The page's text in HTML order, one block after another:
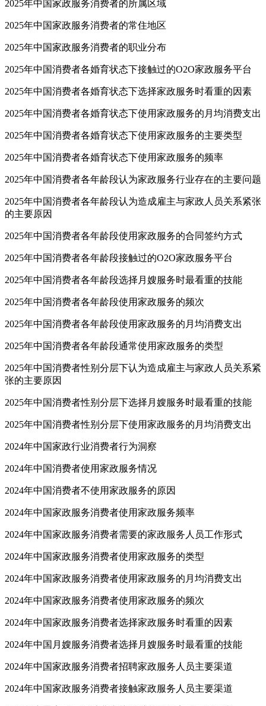
2025年中国家政服务消费者的所属区域
2025年中国家政服务消费者的常住地区
2025年中国家政服务消费者的职业分布
2025年中国消费者各婚育状态下接触过的O2O家政服务平台
2025年中国消费者各婚育状态下选择家政服务时看重的因素
2025年中国消费者各婚育状态下使用家政服务的月均消费支出
2025年中国消费者各婚育状态下使用家政服务的主要类型
2025年中国消费者各婚育状态下使用家政服务的频率
2025年中国消费者各年龄段认为家政服务行业存在的主要问题
2025年中国消费者各年龄段认为造成雇主与家政人员关系紧张
的主要原因
2025年中国消费者各年龄段使用家政服务的合同签约方式
2025年中国消费者各年龄段接触过的O2O家政服务平台
2025年中国消费者各年龄段选择月嫂服务时最看重的技能
2025年中国消费者各年龄段使用家政服务的频次
2025年中国消费者各年龄段使用家政服务的月均消费支出
2025年中国消费者各年龄段通常使用家政服务的类型
2025年中国消费者性别分层下认为造成雇主与家政人员关系紧
张的主要原因
2025年中国消费者性别分层下选择月嫂服务时最看重的技能
2025年中国消费者性别分层下使用家政服务的月均消费支出
2024年中国家政行业消费者行为洞察
2024年中国消费者使用家政服务情况
2024年中国消费者不使用家政服务的原因
2024年中国家政服务消费者使用家政服务频率
2024年中国家政服务消费者需要的家政服务人员工作形式
2024年中国家政服务消费者使用家政服务的类型
2024年中国家政服务消费者使用家政服务的月均消费支出
2024年中国家政服务消费者使用家政服务的频次
2024年中国家政服务消费者选择家政服务时看重的因素
2024年中国月嫂服务消费者选择月嫂服务时最看重的技能
2024年中国家政服务消费者招聘家政服务人员主要渠道
2024年中国家政服务消费者接触家政服务人员主要渠道